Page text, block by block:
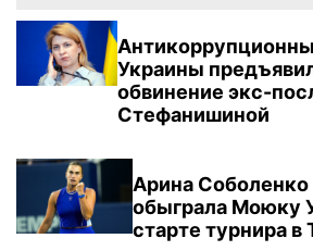
Украины
обвинение экс-
Стефанишиной
Арина Соболенко
обыграла Моюку
старте турнира в